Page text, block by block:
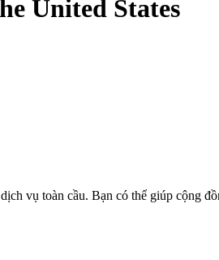
United States
vụ toàn cầu. Bạn có thể giúp cộng